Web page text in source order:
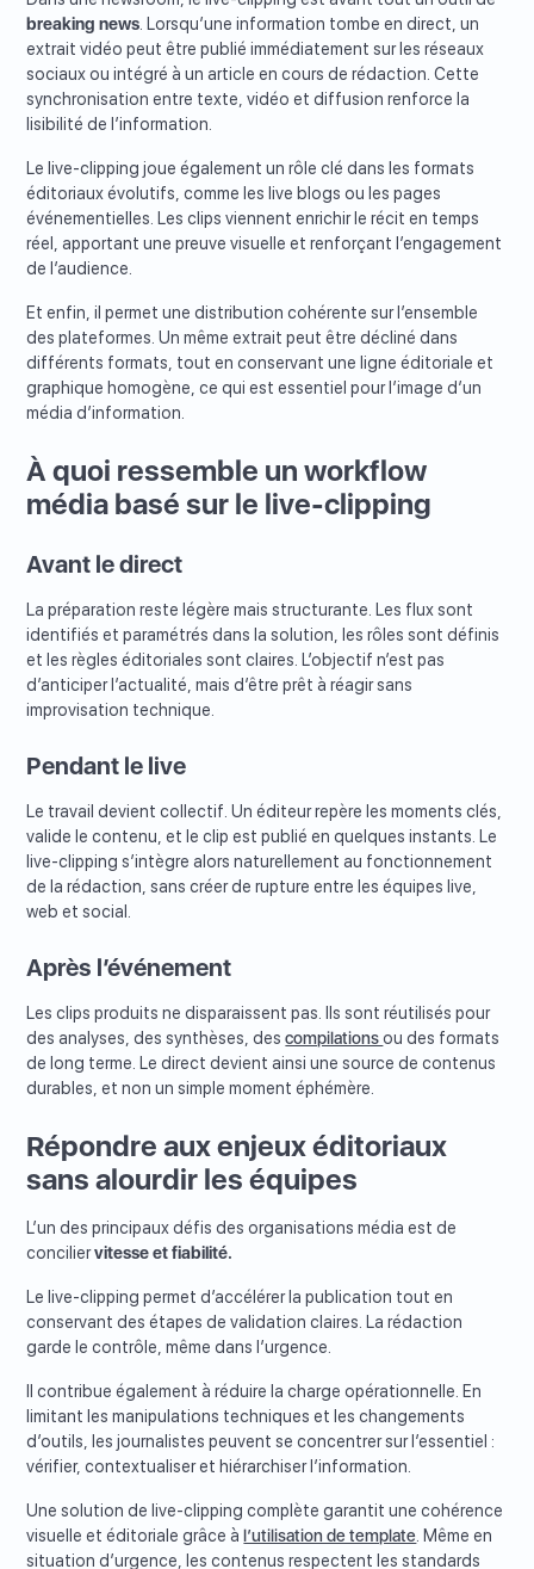
breaking news . Lorsqu’une information tombe en direct, un
extrait vidéo peut être publié immédiatement sur les réseaux
sociaux ou intégré à un article en cours de rédaction. Cette
synchronisation entre texte, vidéo et diffusion renforce la
lisibilité de l’information.
Le live-clipping joue également un rôle clé dans les formats
éditoriaux évolutifs, comme les live blogs ou les pages
événementielles. Les clips viennent enrichir le récit en temps
réel, apportant une preuve visuelle et renforçant l’engagement
de l’audience.
Et enfin, il permet une distribution cohérente sur l’ensemble
des plateformes. Un même extrait peut être décliné dans
différents formats, tout en conservant une ligne éditoriale et
graphique homogène, ce qui est essentiel pour l’image d’un
média d’information.
À quoi ressemble un workflow
média basé sur le live-clipping
Avant le direct
La préparation reste légère mais structurante. Les flux sont
identifiés et paramétrés dans la solution, les rôles sont définis
et les règles éditoriales sont claires. L’objectif n’est pas
d’anticiper l’actualité, mais d’être prêt à réagir sans
improvisation technique.
Pendant le live
Le travail devient collectif. Un éditeur repère les moments clés,
valide le contenu, et le clip est publié en quelques instants. Le
live-clipping s’intègre alors naturellement au fonctionnement
de la rédaction, sans créer de rupture entre les équipes live,
web et social.
Après l’événement
Les clips produits ne disparaissent pas. Ils sont réutilisés pour
des analyses, des synthèses, descompilations ou des formats
de long terme. Le direct devient ainsi une source de contenus
durables, et non un simple moment éphémère.
Répondre aux enjeux éditoriaux
sans alourdir les équipes
L’un des principaux défis des organisations média est de
conciliervitesse et fiabilité.
Le live-clipping permet d’accélérer la publication tout en
conservant des étapes de validation claires. La rédaction
garde le contrôle, même dans l’urgence.
Il contribue également à réduire la charge opérationnelle. En
limitant les manipulations techniques et les changements
d’outils, les journalistes peuvent se concentrer sur l’essentiel :
vérifier, contextualiser et hiérarchiser l’information.
Une solution de live-clipping complète garantit une cohérence
visuelle et éditoriale grâce àl’utilisation de template . Même en
situation d’urgence, les contenus respectent les standards